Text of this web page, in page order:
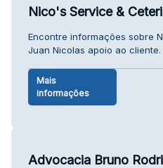
Nico's Service &
Encontre informações sobre
Juan Nicolas apoio ao cliente.
Mais
informações
Advocacia Bruno